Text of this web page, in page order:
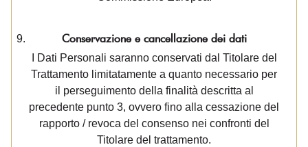
Conservazione e cancellazione dei dati
I Dati Personali saranno conservati dal Titolare del
Trattamento limitatamente a quanto necessario per
il perseguimento della finalità descritta al
precedente punto 3, ovvero fino alla cessazione del
rapporto / revoca del consenso nei confronti del
Titolare del trattamento.